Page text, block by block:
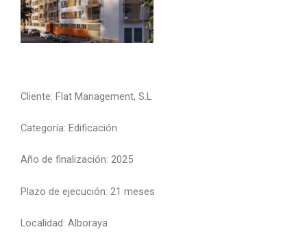
Cliente: Flat Management, S.L
Categoría: Edificación
Año de finalización: 2025
Plazo de ejecución: 21 meses
Localidad: Alboraya